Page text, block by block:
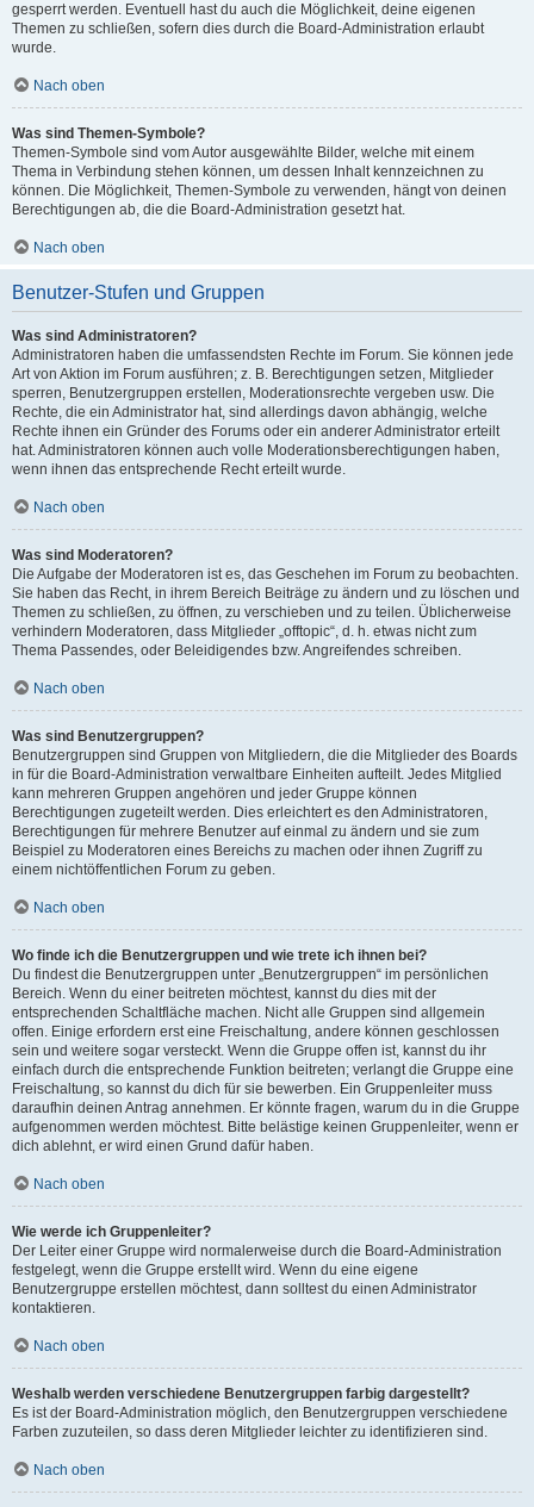
gesperrt werden. Eventuell hast du auch die Möglichkeit, deine eigenen
Themen zu schließen, sofern dies durch die Board-Administration erlaubt
wurde.
Nach oben
Was sind Themen-Symbole?
Themen-Symbole sind vom Autor ausgewählte Bilder, welche mit einem
Thema in Verbindung stehen können, um dessen Inhalt kennzeichnen zu
können. Die Möglichkeit, Themen-Symbole zu verwenden, hängt von deinen
Berechtigungen ab, die die Board-Administration gesetzt hat.
Nach oben
Benutzer-Stufen und Gruppen
Was sind Administratoren?
Administratoren haben die umfassendsten Rechte im Forum. Sie können jede
Art von Aktion im Forum ausführen; z. B. Berechtigungen setzen, Mitglieder
sperren, Benutzergruppen erstellen, Moderationsrechte vergeben usw. Die
Rechte, die ein Administrator hat, sind allerdings davon abhängig, welche
Rechte ihnen ein Gründer des Forums oder ein anderer Administrator erteilt
hat. Administratoren können auch volle Moderationsberechtigungen haben,
wenn ihnen das entsprechende Recht erteilt wurde.
Nach oben
Was sind Moderatoren?
Die Aufgabe der Moderatoren ist es, das Geschehen im Forum zu beobachten.
Sie haben das Recht, in ihrem Bereich Beiträge zu ändern und zu löschen und
Themen zu schließen, zu öffnen, zu verschieben und zu teilen. Üblicherweise
verhindern Moderatoren, dass Mitglieder „offtopic“, d. h. etwas nicht zum
Thema Passendes, oder Beleidigendes bzw. Angreifendes schreiben.
Nach oben
Was sind Benutzergruppen?
Benutzergruppen sind Gruppen von Mitgliedern, die die Mitglieder des Boards
in für die Board-Administration verwaltbare Einheiten aufteilt. Jedes Mitglied
kann mehreren Gruppen angehören und jeder Gruppe können
Berechtigungen zugeteilt werden. Dies erleichtert es den Administratoren,
Berechtigungen für mehrere Benutzer auf einmal zu ändern und sie zum
Beispiel zu Moderatoren eines Bereichs zu machen oder ihnen Zugriff zu
einem nichtöffentlichen Forum zu geben.
Nach oben
Wo finde ich die Benutzergruppen und wie trete ich ihnen bei?
Du findest die Benutzergruppen unter „Benutzergruppen“ im persönlichen
Bereich. Wenn du einer beitreten möchtest, kannst du dies mit der
entsprechenden Schaltfläche machen. Nicht alle Gruppen sind allgemein
offen. Einige erfordern erst eine Freischaltung, andere können geschlossen
sein und weitere sogar versteckt. Wenn die Gruppe offen ist, kannst du ihr
einfach durch die entsprechende Funktion beitreten; verlangt die Gruppe eine
Freischaltung, so kannst du dich für sie bewerben. Ein Gruppenleiter muss
daraufhin deinen Antrag annehmen. Er könnte fragen, warum du in die Gruppe
aufgenommen werden möchtest. Bitte belästige keinen Gruppenleiter, wenn er
dich ablehnt, er wird einen Grund dafür haben.
Nach oben
Wie werde ich Gruppenleiter?
Der Leiter einer Gruppe wird normalerweise durch die Board-Administration
festgelegt, wenn die Gruppe erstellt wird. Wenn du eine eigene
Benutzergruppe erstellen möchtest, dann solltest du einen Administrator
kontaktieren.
Nach oben
Weshalb werden verschiedene Benutzergruppen farbig dargestellt?
Es ist der Board-Administration möglich, den Benutzergruppen verschiedene
Farben zuzuteilen, so dass deren Mitglieder leichter zu identifizieren sind.
Nach oben